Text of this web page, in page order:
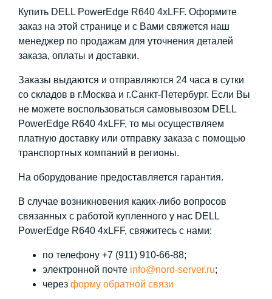
Купить DELL PowerEdge R640 4xLFF. Оформите
заказ на этой странице и с Вами свяжется наш
менеджер по продажам для уточнения деталей
заказа, оплаты и доставки.
Заказы выдаются и отправляются 24 часа в сутки
со складов в г.Москва и г.Санкт-Петербург. Если Вы
не можете воспользоваться самовывозом DELL
PowerEdge R640 4xLFF, то мы осуществляем
платную доставку или отправку заказа с помощью
транспортных компаний в регионы.
На оборудование предоставляется гарантия.
В случае возникновения каких-либо вопросов
связанных с работой купленного у нас DELL
PowerEdge R640 4xLFF, свяжитесь с нами:
по телефону +7 (911) 910-66-88;
электронной почте info@nord-server.ru;
через форму обратной связи